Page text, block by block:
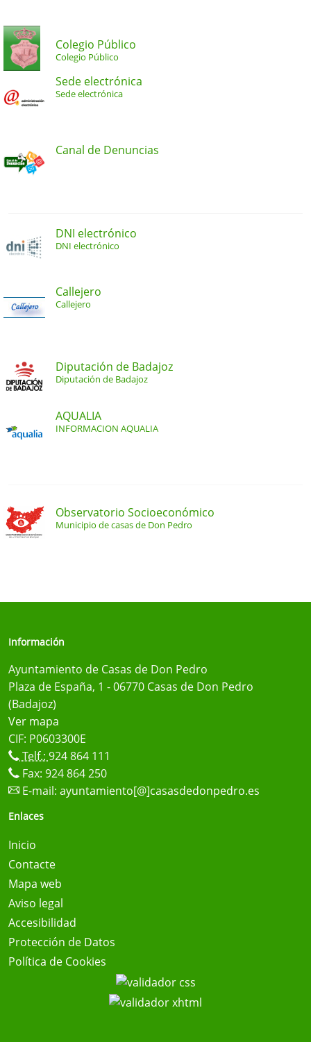
Colegio Público
Colegio Público
Sede electrónica
Sede electrónica
Canal de Denuncias
DNI electrónico
DNI electrónico
Callejero
Callejero
Diputación de Badajoz
Diputación de Badajoz
AQUALIA
INFORMACION AQUALIA
Observatorio Socioeconómico
Municipio de casas de Don Pedro
Información
Ayuntamiento de Casas de Don Pedro
Plaza de España, 1 - 06770 Casas de Don Pedro
(Badajoz)
Ver mapa
CIF: P0603300E
Telf.: 924 864 111
Fax: 924 864 250
E-mail: ayuntamiento[@]casasdedonpedro.es
Enlaces
Inicio
Contacte
Mapa web
Aviso legal
Accesibilidad
Protección de Datos
Política de Cookies